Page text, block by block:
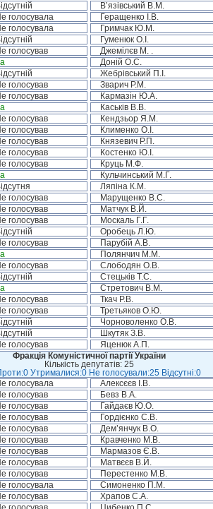
В’язівський В.М.
голосувала Геращенко І.В.
голосувала Гримчак Ю.М.
Гуменюк О.І.
голосував Джемілєв М. .
Доній О.С.
Жебрівський П.І.
голосував Зварич Р.М.
голосував Кармазін Ю.А.
Каськів В.В.
голосував Кендзьор Я.М.
голосував Клименко О.І.
голосував Князевич Р.П.
голосував Костенко Ю.І.
голосував Круць М.Ф.
Кульчинський М.Г.
Ляпіна К.М.
голосував Марущенко В.С.
голосував Матчук В.Й.
голосував Москаль Г.Г.
Оробець Л.Ю.
голосував Парубій А.В.
Полянчич М.М.
голосував Слободян О.В.
Стецьків Т.С.
Стретович В.М.
голосував Ткач Р.В.
голосував Третьяков О.Ю.
Чорноволенко О.В.
Шкутяк З.В.
голосував Яценюк А.П.
Фракція Комуністичної партії України
Кількість депутатів: 25
Утрималися:0 Не голосували:25 Відсутні:0
голосувала Алексєєв І.В.
голосував Бевз В.А.
голосував Гайдаєв Ю.О.
голосував Гордієнко С.В.
голосував Дем’янчук В.О.
голосував Кравченко М.В.
голосував Мармазов Є.В.
голосував Матвєєв В.Й.
голосував Перестенко М.В.
голосувала Симоненко П.М.
голосував Храпов С.А.